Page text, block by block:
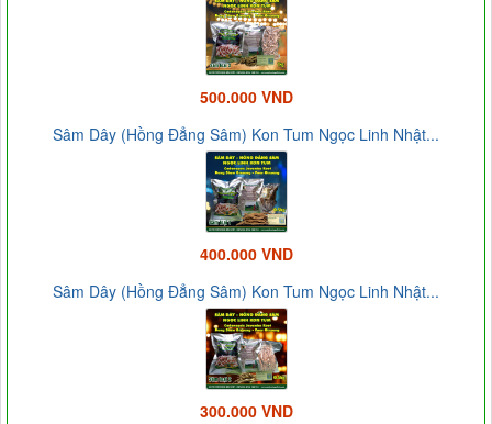
500.000 VND
Sâm Dây (Hồng Đẳng Sâm) Kon Tum Ngọc Linh Nhật...
400.000 VND
Sâm Dây (Hồng Đẳng Sâm) Kon Tum Ngọc Linh Nhật...
300.000 VND